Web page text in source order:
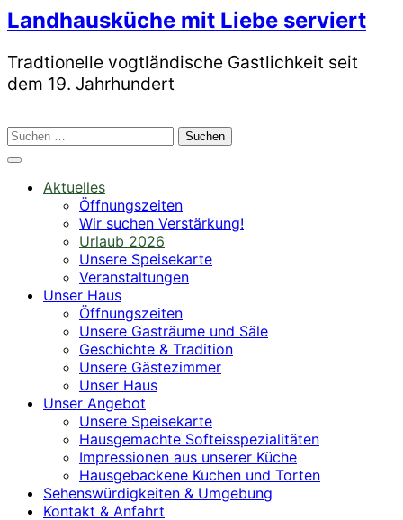
Skip
to
content
Landhausküche mit Liebe serviert
Tradtionelle vogtländische Gastlichkeit seit
dem 19. Jahrhundert
Suchen
nach:
Aktuelles
Öffnungszeiten
Wir suchen Verstärkung!
Urlaub 2026
Unsere Speisekarte
Veranstaltungen
Unser Haus
Öffnungszeiten
Unsere Gasträume und Säle
Geschichte & Tradition
Unsere Gästezimmer
Unser Haus
Unser Angebot
Unsere Speisekarte
Hausgemachte Softeisspezialitäten
Impressionen aus unserer Küche
Hausgebackene Kuchen und Torten
Sehenswürdigkeiten & Umgebung
Kontakt & Anfahrt